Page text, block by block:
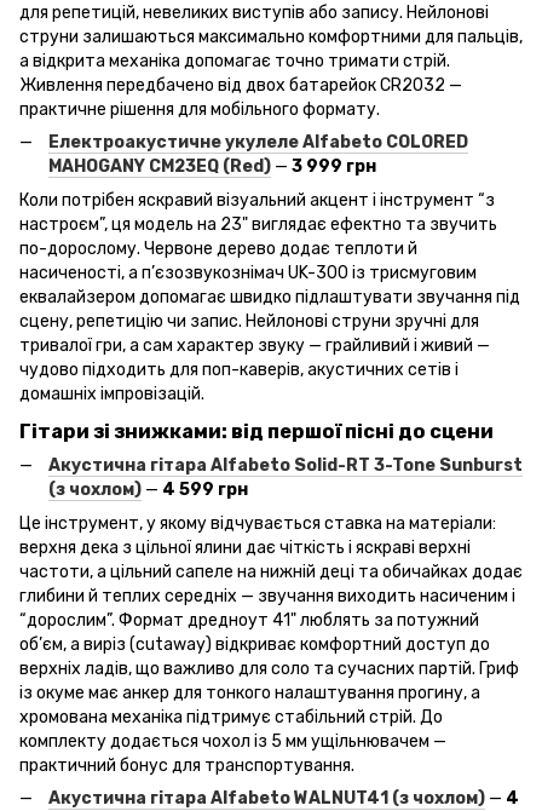
для репетицій, невеликих виступів або запису. Нейлонові
струни залишаються максимально комфортними для пальців,
а відкрита механіка допомагає точно тримати стрій.
Живлення передбачено від двох батарейок CR2032 —
практичне рішення для мобільного формату.
Електроакустичне укулеле Alfabeto COLORED
MAHOGANY CM23EQ (Red) — 3 999 грн
Коли потрібен яскравий візуальний акцент і інструмент “з
настроєм”, ця модель на 23" виглядає ефектно та звучить
по-дорослому. Червоне дерево додає теплоти й
насиченості, а п’єзозвукознімач UK-300 із трисмуговим
еквалайзером допомагає швидко підлаштувати звучання під
сцену, репетицію чи запис. Нейлонові струни зручні для
тривалої гри, а сам характер звуку — грайливий і живий —
чудово підходить для поп-каверів, акустичних сетів і
домашніх імпровізацій.
Гітари зі знижками: від першої пісні до сцени
Акустична гітара Alfabeto Solid-RT 3-Tone Sunburst
(з чохлом) — 4 599 грн
Це інструмент, у якому відчувається ставка на матеріали:
верхня дека з цільної ялини дає чіткість і яскраві верхні
частоти, а цільний сапеле на нижній деці та обичайках додає
глибини й теплих середніх — звучання виходить насиченим і
“дорослим”. Формат дредноут 41" люблять за потужний
об’єм, а виріз (cutaway) відкриває комфортний доступ до
верхніх ладів, що важливо для соло та сучасних партій. Гриф
із окуме має анкер для тонкого налаштування прогину, а
хромована механіка підтримує стабільний стрій. До
комплекту додається чохол із 5 мм ущільнювачем —
практичний бонус для транспортування.
Акустична гітара AlfabetoWALNUT41 (з чохлом) — 4